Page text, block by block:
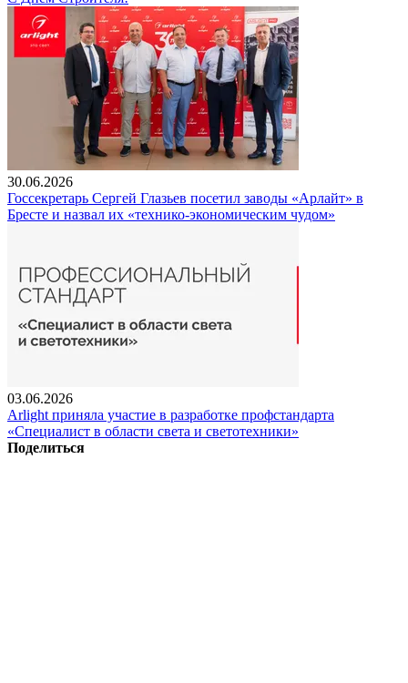
30.06.2026
Госсекретарь Сергей Глазьев посетил заводы «Арлайт» в
Бресте и назвал их «технико-экономическим чудом»
03.06.2026
Arlight приняла участие в разработке профстандарта
«Специалист в области света и светотехники»
Поделиться